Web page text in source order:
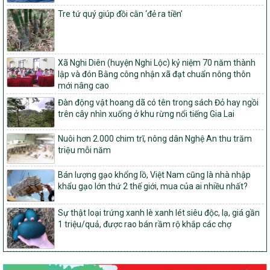
tỉnh Nghệ An
103/PTNT-NTM
Về việc đăng ký thực hiện Dự án liên kết theo chuỗi giá trị thuộc
Dự án 2 – Chương trình Mục tiêu quốc gia Giảm nghèo bền vững
giai đoạn 2021-2025 được kéo dài sang năm 2026
827/QĐ-BNNMT
Quyết định Ban hành Kế hoạch triển khai thực hiện Chương trình
mục tiêu quốc gia xây dựng nông thôn mới, giảm nghèo bền
vững và phát triển kinh tế – xã hội vùng đồng bào dân tộc thiểu
số và miền núi giai đoạn 2026-2035, giai đoạn I: Từ năm 2026
đến năm 2030
14/2026/TT-BNNMT
Hướng dẫn thực hiện một số nội dung tiêu chí, điều kiện thuộc Bộ
tiêu chí quốc gia về nông thôn mới giai đoạn 2026 – 2030 thuộc
phạm vi quản lý nhà nước của Bộ Nông nghiệp và Môi trường
417/QĐ-BNNMT
Phê duyệt Chương trình mục tiêu quốc gia xây dựng nông thôn
mới, giảm nghèo bền vững và phát triển kinh tế – xã hội vùng
đồng bào dân tộc thiểu số và miền núi giai đoạn 2026-2035, giai
Tre tứ quý giúp đồi cằn ‘đẻ ra tiền’
Xã Nghi Diên (huyện Nghi Lộc) kỷ niệm 70 năm thành
lập và đón Bằng công nhận xã đạt chuẩn nông thôn
mới nâng cao
Đàn động vật hoang dã có tên trong sách Đỏ hay ngồi
trên cây nhìn xuống ở khu rừng nổi tiếng Gia Lai
Nuôi hơn 2.000 chim trĩ, nông dân Nghệ An thu trăm
triệu mỗi năm
Bán lượng gạo khổng lồ, Việt Nam cũng là nhà nhập
khẩu gạo lớn thứ 2 thế giới, mua của ai nhiều nhất?
Sự thật loại trứng xanh lè xanh lét siêu độc, lạ, giá gần
1 triệu/quả, được rao bán rầm rộ khắp các chợ